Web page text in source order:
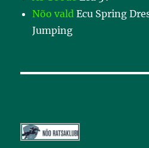
Nõo vald Ecu Spring
Jumping